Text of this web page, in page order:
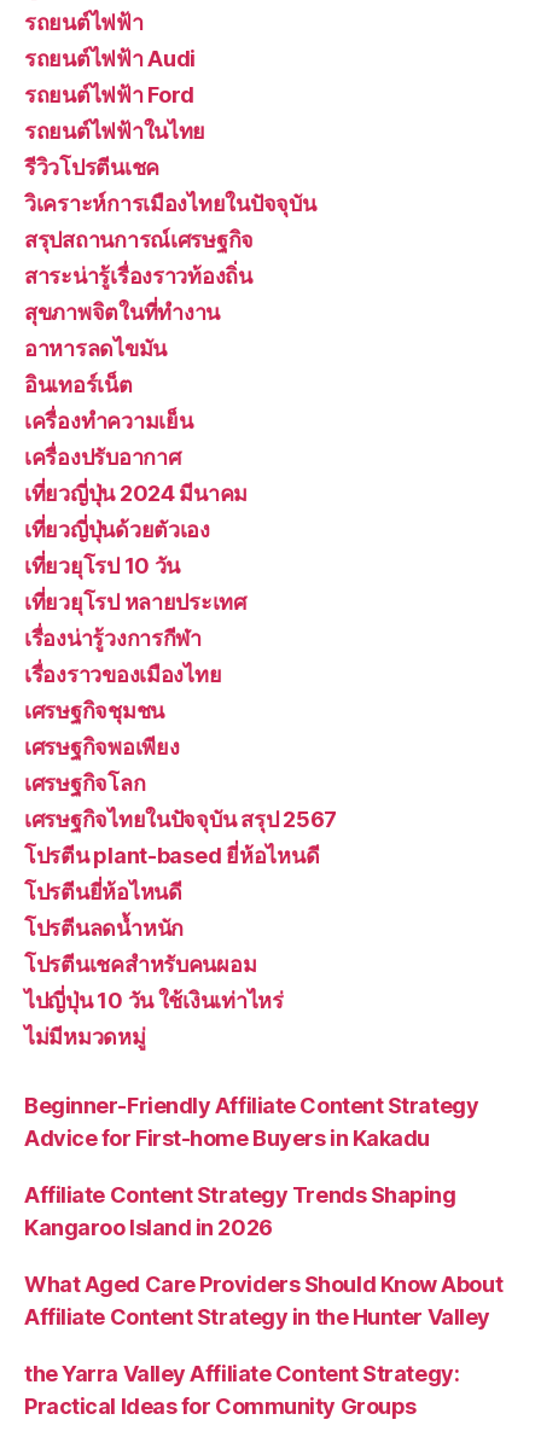
รถยนต์ไฟฟ้า
รถยนต์ไฟฟ้า Audi
รถยนต์ไฟฟ้า Ford
รถยนต์ไฟฟ้าในไทย
รีวิวโปรตีนเชค
วิเคราะห์การเมืองไทยในปัจจุบัน
สรุปสถานการณ์เศรษฐกิจ
สาระน่ารู้เรื่องราวท้องถิ่น
สุขภาพจิตในที่ทำงาน
อาหารลดไขมัน
อินเทอร์เน็ต
เครื่องทำความเย็น
เครื่องปรับอากาศ
เที่ยวญี่ปุ่น 2024 มีนาคม
เที่ยวญี่ปุ่นด้วยตัวเอง
เที่ยวยุโรป 10 วัน
เที่ยวยุโรป หลายประเทศ
เรื่องน่ารู้วงการกีฬา
เรื่องราวของเมืองไทย
เศรษฐกิจชุมชน
เศรษฐกิจพอเพียง
เศรษฐกิจโลก
เศรษฐกิจไทยในปัจจุบัน สรุป 2567
โปรตีน plant-based ยี่ห้อไหนดี
โปรตีนยี่ห้อไหนดี
โปรตีนลดน้ำหนัก
โปรตีนเชคสำหรับคนผอม
ไปญี่ปุ่น 10 วัน ใช้เงินเท่าไหร่
ไม่มีหมวดหมู่
Beginner-Friendly Affiliate Content Strategy
Advice for First-home Buyers in Kakadu
Affiliate Content Strategy Trends Shaping
Kangaroo Island in 2026
What Aged Care Providers Should Know About
Affiliate Content Strategy in the Hunter Valley
the Yarra Valley Affiliate Content Strategy:
Practical Ideas for Community Groups